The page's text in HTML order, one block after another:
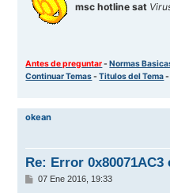
msc hotline sat
Antes de preguntar-Normas
Continuar Temas-Titulos del Tema
okean
Re: Error
M
07 Ene 2016, 19:33